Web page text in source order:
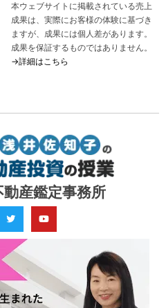
産鑑定事務所
本ウェブサイトに掲載されている売上
成果は、実際にお客様の体験に基づき
ますが、成果には個人差があります。
成果を保証するものではありません。
→詳細はこちら